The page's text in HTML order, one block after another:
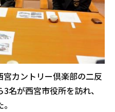
カントリー倶楽部の二反
名が西宮市役所を訪れ、